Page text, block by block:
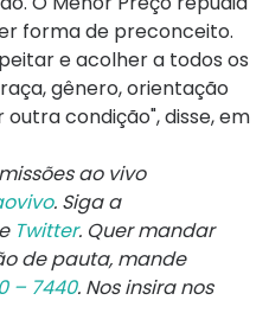
forma de preconceito.
e acolher a todos os
gênero, orientação
outra condição", disse, em
ao vivo
. Siga a
Twitter. Quer mandar
de pauta, mande
– 7440. Nos insira nos